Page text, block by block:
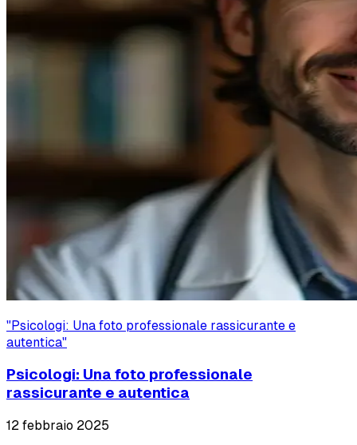
"Psicologi: Una foto professionale rassicurante e
autentica"
Psicologi: Una foto professionale
rassicurante e autentica
12 febbraio 2025